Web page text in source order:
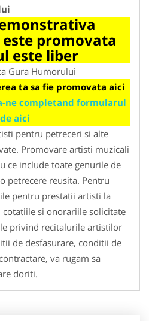
promovata
este liber
Gura Humorului
ta sa fie promovata aici
ne completand formularul
de aici
pentru petreceri si alte
Promovare artisti muzicali
ce include toate genurile de
petrecere reusita. Pentru
pentru prestatii artisti la
si onorariile solicitate
privind recitalurile artistilor
de desfasurare, conditii de
va rugam sa
doriti.